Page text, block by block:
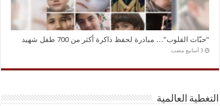
“حبّات القلوب”… مبادرة لحفظ ذاكرة أكثر من 700 طفل شهيد
التغطية العالمية